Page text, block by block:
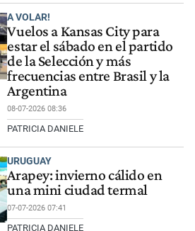
A VOLAR!
Vuelos a Kansas City para
estar el sábado en el partido
de la Selección y más
frecuencias entre Brasil y la
Argentina
08-07-2026 08:36
PATRICIA DANIELE
URUGUAY
Arapey: invierno cálido en
una mini ciudad termal
07-07-2026 07:41
PATRICIA DANIELE